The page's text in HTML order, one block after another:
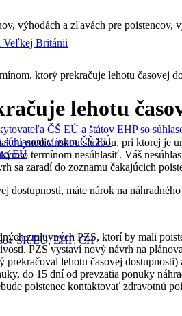
Veľkej Británii
ČŠ EÚ a štátov EHP so
súhlasom v inom ČŠ EÚ
EÚ
SR/EÚ, EHP, CH
výhodách a zľavách pre poistencov,
ktorý prekračuje lehotu časovej
lehotu
medicínskou službou, pri ktorej je
termínom nesúhlasiť. Váš
sa zaradí do zoznamu čakajúcich
dostupnosti, máte nárok na
zmluvných PZS, ktorí by mali
PZS vystaví nový návrh na
lehotu časovej
do 15 dní od prevzatia ponuky
poistenec kontaktovať zdravotnú